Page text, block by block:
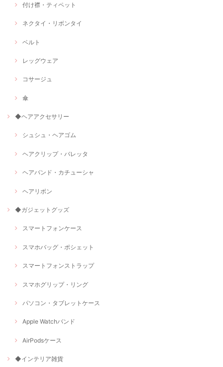
付け襟・ティペット
ネクタイ・リボンタイ
ベルト
レッグウェア
コサージュ
傘
◆ヘアアクセサリー
シュシュ・ヘアゴム
ヘアクリップ・バレッタ
ヘアバンド・カチューシャ
ヘアリボン
◆ガジェットグッズ
スマートフォンケース
スマホバッグ・ポシェット
スマートフォンストラップ
スマホグリップ・リング
パソコン・タブレットケース
Apple Watchバンド
AirPodsケース
◆インテリア雑貨